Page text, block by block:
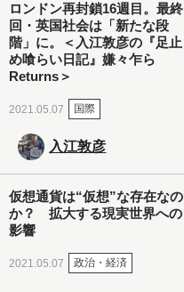
ロンドン再封鎖16週目。最終
回・英国社会は「新たな段
階」に。＜入江敦彦の『足止
め喰らい日記』嫌々乍ら
Returns＞
2021.05.07 国際
入江敦彦
仮想通貨は“仮想”な存在なの
か？ 拡大する現実世界への
影響
2021.05.07 政治・経済